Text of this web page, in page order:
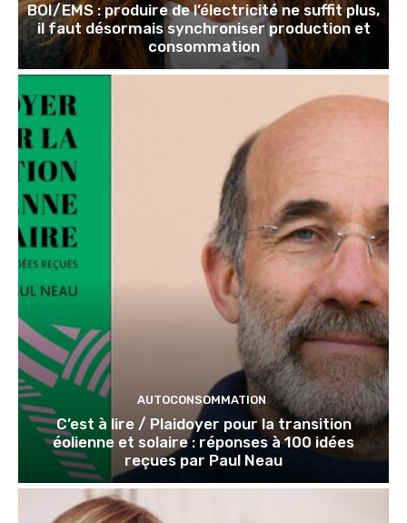
BOI/EMS : produire de l’électricité ne suffit plus,
il faut désormais synchroniser production et
consommation
AUTOCONSOMMATION
C’est à lire / Plaidoyer pour la transition
éolienne et solaire : réponses à 100 idées
reçues par Paul Neau